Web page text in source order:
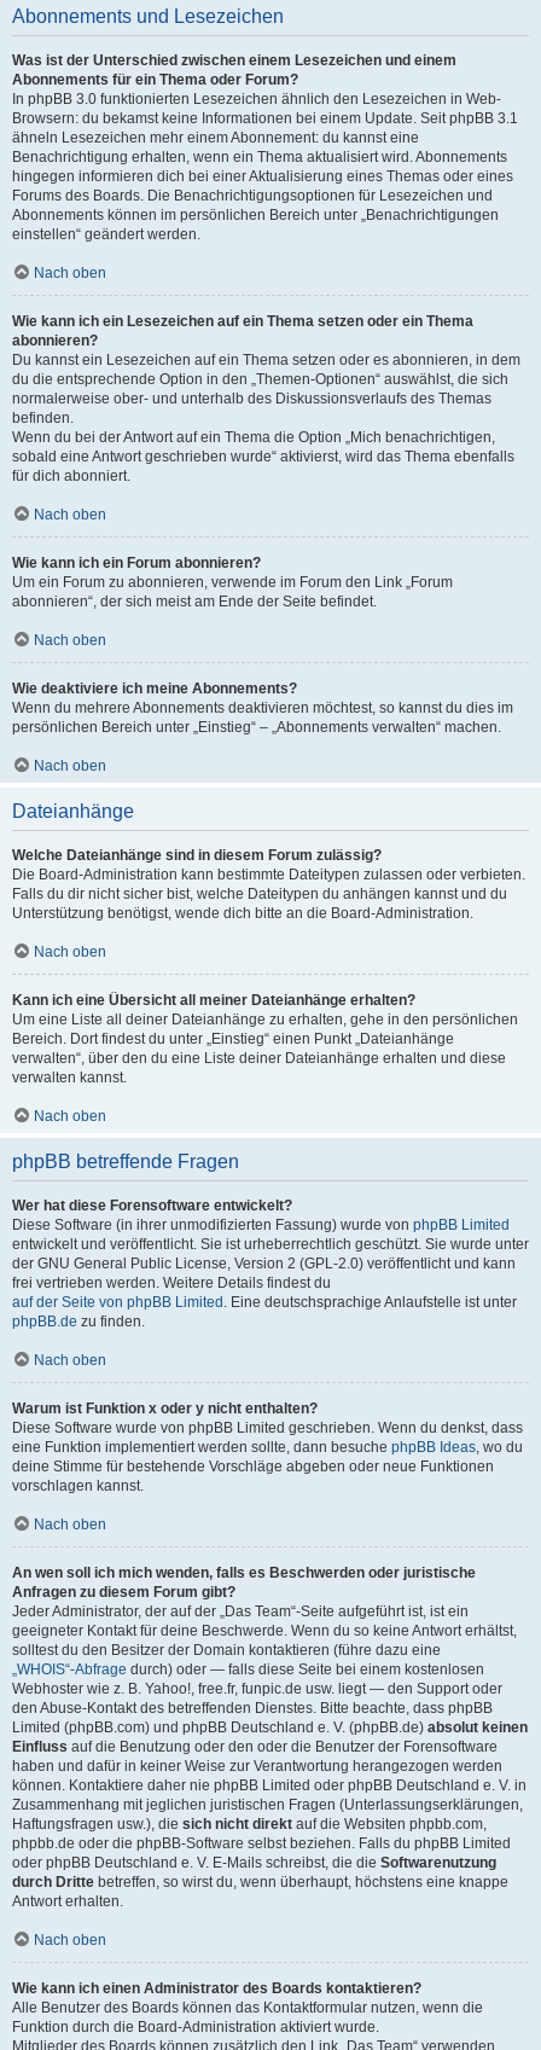
Abonnements und Lesezeichen
Was ist der Unterschied zwischen einem Lesezeichen und einem
Abonnements für ein Thema oder Forum?
In phpBB 3.0 funktionierten Lesezeichen ähnlich den Lesezeichen in Web-
Browsern: du bekamst keine Informationen bei einem Update. Seit phpBB 3.1
ähneln Lesezeichen mehr einem Abonnement: du kannst eine
Benachrichtigung erhalten, wenn ein Thema aktualisiert wird. Abonnements
hingegen informieren dich bei einer Aktualisierung eines Themas oder eines
Forums des Boards. Die Benachrichtigungsoptionen für Lesezeichen und
Abonnements können im persönlichen Bereich unter „Benachrichtigungen
einstellen“ geändert werden.
Nach oben
Wie kann ich ein Lesezeichen auf ein Thema setzen oder ein Thema
abonnieren?
Du kannst ein Lesezeichen auf ein Thema setzen oder es abonnieren, in dem
du die entsprechende Option in den „Themen-Optionen“ auswählst, die sich
normalerweise ober- und unterhalb des Diskussionsverlaufs des Themas
befinden.
Wenn du bei der Antwort auf ein Thema die Option „Mich benachrichtigen,
sobald eine Antwort geschrieben wurde“ aktivierst, wird das Thema ebenfalls
für dich abonniert.
Nach oben
Wie kann ich ein Forum abonnieren?
Um ein Forum zu abonnieren, verwende im Forum den Link „Forum
abonnieren“, der sich meist am Ende der Seite befindet.
Nach oben
Wie deaktiviere ich meine Abonnements?
Wenn du mehrere Abonnements deaktivieren möchtest, so kannst du dies im
persönlichen Bereich unter „Einstieg“ – „Abonnements verwalten“ machen.
Nach oben
Dateianhänge
Welche Dateianhänge sind in diesem Forum zulässig?
Die Board-Administration kann bestimmte Dateitypen zulassen oder verbieten.
Falls du dir nicht sicher bist, welche Dateitypen du anhängen kannst und du
Unterstützung benötigst, wende dich bitte an die Board-Administration.
Nach oben
Kann ich eine Übersicht all meiner Dateianhänge erhalten?
Um eine Liste all deiner Dateianhänge zu erhalten, gehe in den persönlichen
Bereich. Dort findest du unter „Einstieg“ einen Punkt „Dateianhänge
verwalten“, über den du eine Liste deiner Dateianhänge erhalten und diese
verwalten kannst.
Nach oben
phpBB betreffende Fragen
Wer hat diese Forensoftware entwickelt?
Diese Software (in ihrer unmodifizierten Fassung) wurde von phpBB Limited
entwickelt und veröffentlicht. Sie ist urheberrechtlich geschützt. Sie wurde unter
der GNU General Public License, Version 2 (GPL-2.0) veröffentlicht und kann
frei vertrieben werden. Weitere Details findest du
auf der Seite von phpBB Limited . Eine deutschsprachige Anlaufstelle ist unter
phpBB.de zu finden.
Nach oben
Warum ist Funktion x oder y nicht enthalten?
Diese Software wurde von phpBB Limited geschrieben. Wenn du denkst, dass
eine Funktion implementiert werden sollte, dann besuche phpBB Ideas, wo du
deine Stimme für bestehende Vorschläge abgeben oder neue Funktionen
vorschlagen kannst.
Nach oben
An wen soll ich mich wenden, falls es Beschwerden oder juristische
Anfragen zu diesem Forum gibt?
Jeder Administrator, der auf der „Das Team“-Seite aufgeführt ist, ist ein
geeigneter Kontakt für deine Beschwerde. Wenn du so keine Antwort erhältst,
solltest du den Besitzer der Domain kontaktieren (führe dazu eine
„WHOIS“-Abfrage durch) oder — falls diese Seite bei einem kostenlosen
Webhoster wie z. B. Yahoo!, free.fr, funpic.de usw. liegt — den Support oder
den Abuse-Kontakt des betreffenden Dienstes. Bitte beachte, dass phpBB
Limited (phpBB.com) und phpBB Deutschland e. V. (phpBB.de) absolut keinen
Einfluss auf die Benutzung oder den oder die Benutzer der Forensoftware
haben und dafür in keiner Weise zur Verantwortung herangezogen werden
können. Kontaktiere daher nie phpBB Limited oder phpBB Deutschland e. V. in
Zusammenhang mit jeglichen juristischen Fragen (Unterlassungserklärungen,
Haftungsfragen usw.), die sich nicht direkt auf die Websiten phpbb.com,
phpbb.de oder die phpBB-Software selbst beziehen. Falls du phpBB Limited
oder phpBB Deutschland e. V. E-Mails schreibst, die die Softwarenutzung
durch Dritte betreffen, so wirst du, wenn überhaupt, höchstens eine knappe
Antwort erhalten.
Nach oben
Wie kann ich einen Administrator des Boards kontaktieren?
Alle Benutzer des Boards können das Kontaktformular nutzen, wenn die
Funktion durch die Board-Administration aktiviert wurde.
Mitglieder des Boards können zusätzlich den Link „Das Team“ verwenden.